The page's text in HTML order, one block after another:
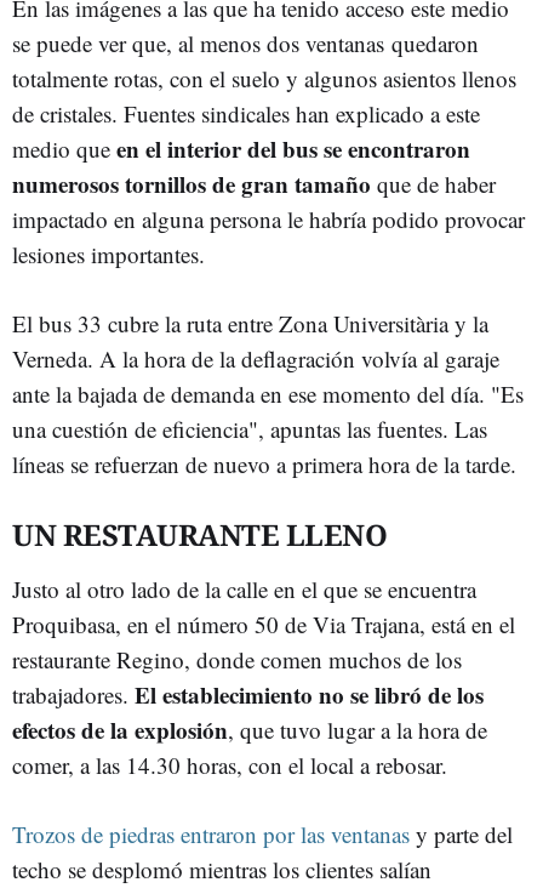
En las imágenes a las que ha tenido acceso este medio
se puede ver que, al menos dos ventanas quedaron
totalmente rotas, con el suelo y algunos asientos llenos
de cristales. Fuentes sindicales han explicado a este
medio que en el interior del bus se encontraron
numerosos tornillos de gran tamaño que de haber
impactado en alguna persona le habría podido provocar
lesiones importantes.
El bus 33 cubre la ruta entre Zona Universitària y la
Verneda. A la hora de la deflagración volvía al garaje
ante la bajada de demanda en ese momento del día. "Es
una cuestión de eficiencia", apuntas las fuentes. Las
líneas se refuerzan de nuevo a primera hora de la tarde.
UN RESTAURANTE LLENO
Justo al otro lado de la calle en el que se encuentra
Proquibasa, en el número 50 de Via Trajana, está en el
restaurante Regino, donde comen muchos de los
trabajadores. El establecimiento no se libró de los
efectos de la explosión, que tuvo lugar a la hora de
comer, a las 14.30 horas, con el local a rebosar.
Trozos de piedras entraron por las ventanas y parte del
techo se desplomó mientras los clientes salían